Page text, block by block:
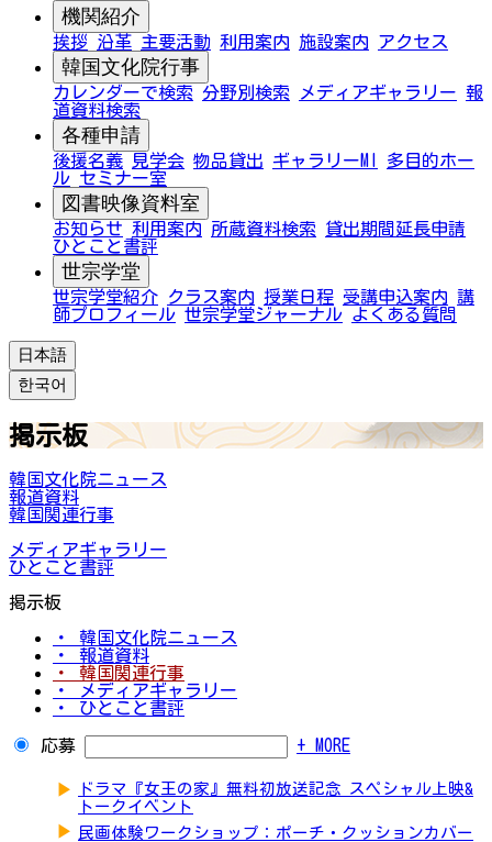
機関紹介
挨拶 沿革 主要活動 利用案内 施設案内 アクセス
韓国文化院行事
カレンダーで検索 分野別検索 メディアギャラリー 報
道資料検索
各種申請
後援名義 見学会 物品貸出 ギャラリーMI
多目的ホー
ル セミナー室
図書映像資料室
お知らせ 利用案内 所蔵資料検索
貸出期間延長申請
ひとこと書評
世宗学堂
世宗学堂紹介 クラス案内 授業日程 受講申込案内 講
師プロフィール 世宗学堂ジャーナル よくある質問
日本語
한국어
掲示板
韓国文化院ニュース
報道資料
韓国関連行事
メディアギャラリー
ひとこと書評
掲示板
・ 韓国文化院ニュース
・ 報道資料
・ 韓国関連行事
・ メディアギャラリー
・ ひとこと書評
応募 + MORE
▶
ドラマ『女王の家』無料初放送記念 スペシャル上映&
トークイベント
▶ 民画体験ワークショップ：ポーチ・クッションカバー